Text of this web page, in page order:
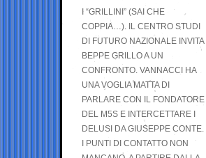
I “GRILLINI” (SAI CHE
COPPIA…). IL CENTRO STUDI
DI FUTURO NAZIONALE INVITA
BEPPE GRILLO A UN
CONFRONTO. VANNACCI HA
UNA VOGLIA MATTA DI
PARLARE CON IL FONDATORE
DEL M5S E INTERCETTARE I
DELUSI DA GIUSEPPE CONTE.
I PUNTI DI CONTATTO NON